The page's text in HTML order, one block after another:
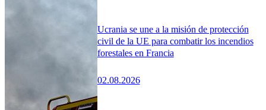
Ucrania se une a la misión de protección
civil de la UE para combatir los incendios
forestales en Francia
02.08.2026